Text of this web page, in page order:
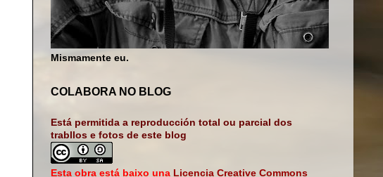
Mismamente eu.
COLABORA NO BLOG
Está permitida a reproducción total ou parcial dos
trabllos e fotos de este blog
Esta obra está baixo una Licencia Creative Commons